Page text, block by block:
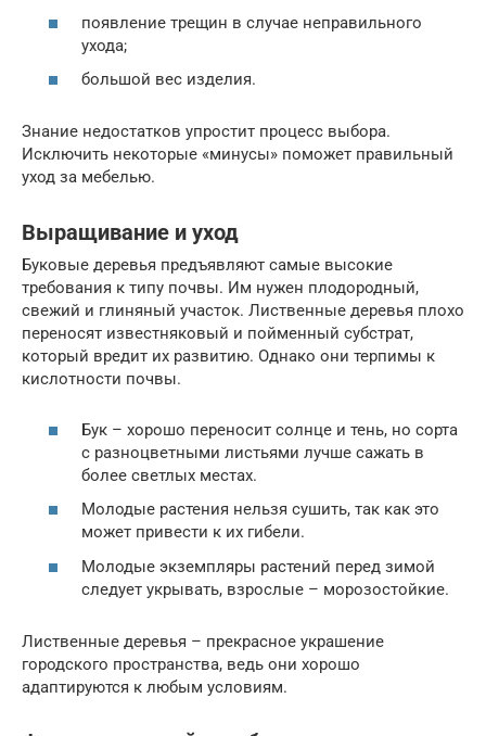
появление трещин в случае неправильного
ухода;
большой вес изделия.
Знание недостатков упростит процесс выбора.
Исключить некоторые «минусы» поможет правильный
уход за мебелью.
Выращивание и уход
Буковые деревья предъявляют самые высокие
требования к типу почвы. Им нужен плодородный,
свежий и глиняный участок. Лиственные деревья плохо
переносят известняковый и пойменный субстрат,
который вредит их развитию. Однако они терпимы к
кислотности почвы.
Бук – хорошо переносит солнце и тень, но сорта
с разноцветными листьями лучше сажать в
более светлых местах.
Молодые растения нельзя сушить, так как это
может привести к их гибели.
Молодые экземпляры растений перед зимой
следует укрывать, взрослые – морозостойкие.
Лиственные деревья – прекрасное украшение
городского пространства, ведь они хорошо
адаптируются к любым условиям.